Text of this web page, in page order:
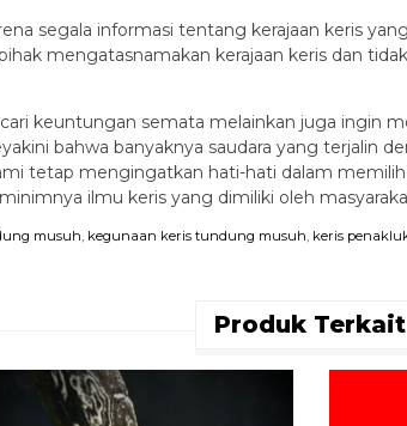
segala informasi tentang kerajaan keris
mengatasnamakan kerajaan keris dan
keuntungan semata melainkan juga ingin
bahwa banyaknya saudara yang terjalin
tetap mengingatkan hati-hati dalam
ilmu keris yang dimiliki oleh
musuh kegunaan keris tundung musuh keris
Produk Terkait